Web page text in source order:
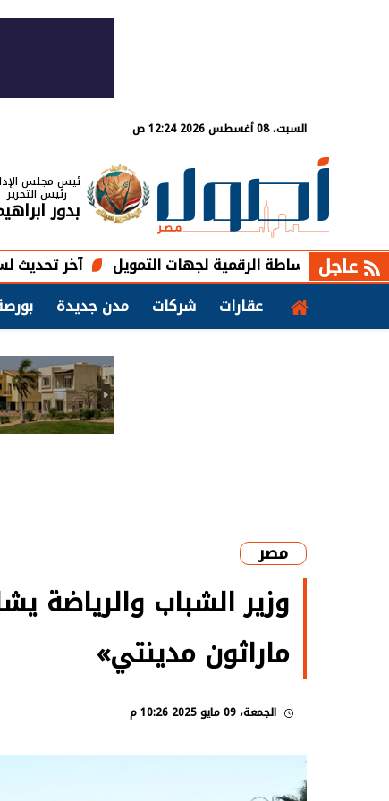
السبت، 08 أغسطس 2026 12:24 ص
رئيس مجلس
رئيس التحرير
بدور
عاجل آخر تحديث لسعر
الرقمية لجهات التمويل
عقارات
شركات مدن جديدة
مصر
وزير الشباب
ماراثون مدينتي»
الجمعة، 09 مايو 2025 10:26 م